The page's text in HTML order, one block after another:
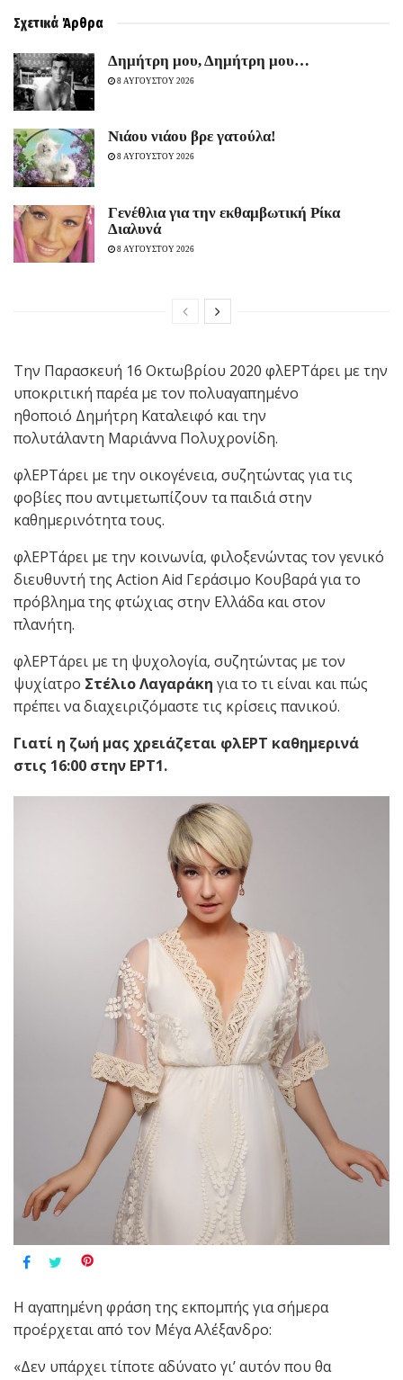
Σχετικά Άρθρα
Δημήτρη μου, Δημήτρη μου…
8 ΑΥΓΟΥΣΤΟΥ 2026
Νιάου νιάου βρε γατούλα!
8 ΑΥΓΟΥΣΤΟΥ 2026
Γενέθλια για την εκθαμβωτική Ρίκα
Διαλυνά
8 ΑΥΓΟΥΣΤΟΥ 2026
Την Παρασκευή 16 Οκτωβρίου 2020 φλΕΡΤάρει με την
υποκριτική παρέα με τον πολυαγαπημένο
ηθοποιό Δημήτρη Καταλειφό και την
πολυτάλαντη Μαριάννα Πολυχρονίδη.
φλΕΡΤάρει με την οικογένεια, συζητώντας για τις
φοβίες που αντιμετωπίζουν τα παιδιά στην
καθημερινότητα τους.
φλΕΡΤάρει με την κοινωνία, φιλοξενώντας τον γενικό
διευθυντή της Action Aid Γεράσιμο Κουβαρά για το
πρόβλημα της φτώχιας στην Ελλάδα και στον
πλανήτη.
φλΕΡΤάρει με τη ψυχολογία, συζητώντας με τον
ψυχίατρο Στέλιο Λαγαράκη για το τι είναι και πώς
πρέπει να διαχειριζόμαστε τις κρίσεις πανικού.
Γιατί η ζωή μας χρειάζεται φλΕΡΤ καθημερινά
στις 16:00 στην ΕΡΤ1.
Η αγαπημένη φράση της εκπομπής για σήμερα
προέρχεται από τον Μέγα Αλέξανδρο:
«Δεν υπάρχει τίποτε αδύνατο γι’ αυτόν που θα